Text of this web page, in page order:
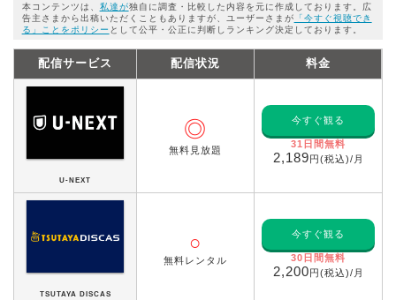
本コンテンツは、 私達が独自に調査・比較した内容を元に作成しております。広
告主さまから出稿いただくこともありますが、ユーザーさまが 「今すぐ視聴でき
る」ことをポリシー として公平・公正に判断しランキング決定しております。
配信サービス 配信状況 料金
U-NEXT
◎
無料見放題
今すぐ観る
31日間無料
2,189円(税込)/月
TSUTAYA DISCAS
○
無料レンタル
今すぐ観る
30日間無料
2,200円(税込)/月